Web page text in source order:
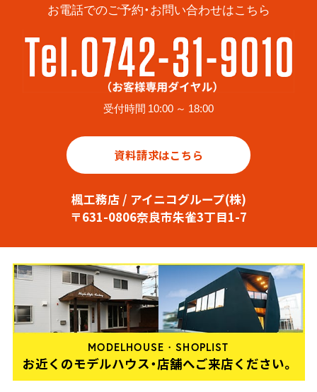
お電話でのご予約・お問い合わせはこちら
受付時間 10:00 ～ 18:00
資料請求はこちら
楓工務店 / アイニコグループ(株)
〒631-0806奈良市朱雀3丁目1-7
MODELHOUSE・SHOPLIST
お近くのモデルハウス・店舗へご来店ください。